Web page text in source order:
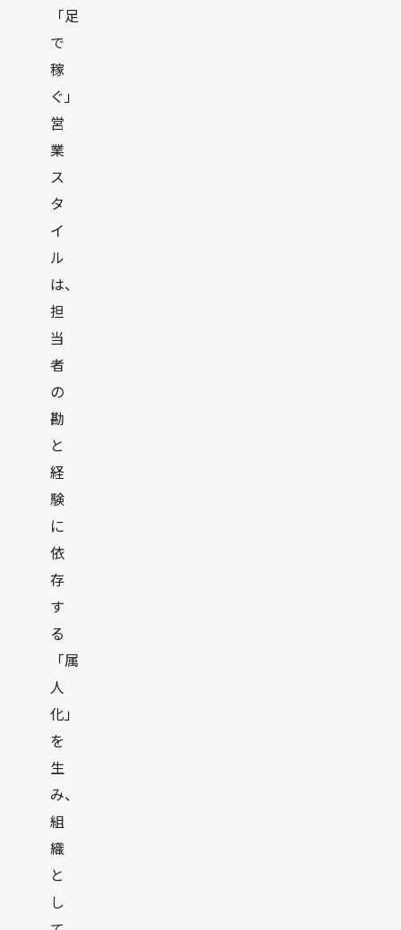
「足
で
稼
ぐ」
営
業
ス
タ
イ
ル
は、
担
当
者
の
勘
と
経
験
に
依
存
す
る
「属
人
化」
を
生
み、
組
織
と
し